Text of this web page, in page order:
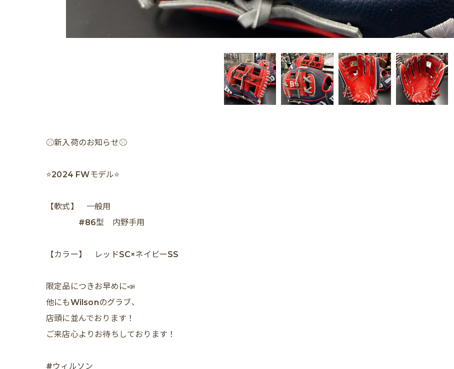
⚾️新入荷のお知らせ⚾️
⭐️2024 FWモデル⭐️
【軟式】 一般用
#86型 内野手用
【カラー】 レッドSC×ネイビーSS
限定品につきお早めに📣
他にもWilsonのグラブ、
店頭に並んでおります！
ご来店心よりお待ちしております！
#ウィルソン